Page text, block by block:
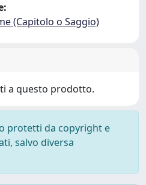
(Capitolo o Saggio)
a questo prodotto.
protetti da copyright e
salvo diversa